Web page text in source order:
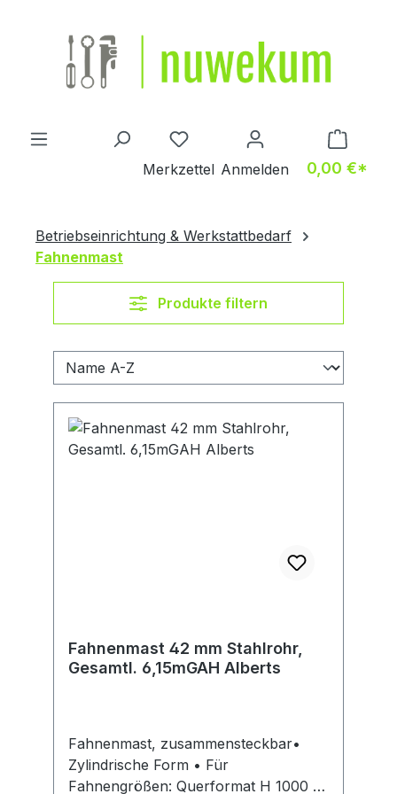
Du hast 0 Produkte auf dem
Merkzettel Anmelden 0,00 €*
Betriebseinrichtung & Werkstattbedarf
Fahnenmast
Produkte filtern
Fahnenmast 42 mm Stahlrohr,
Gesamtl. 6,15mGAH Alberts
Fahnenmast, zusammensteckbar•
Zylindrische Form • Für
Fahnengrößen: Querformat H 1000 x